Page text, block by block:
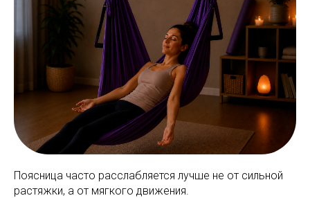
Поясница часто расслабляется лучше не от сильной
растяжки, а от мягкого движения.